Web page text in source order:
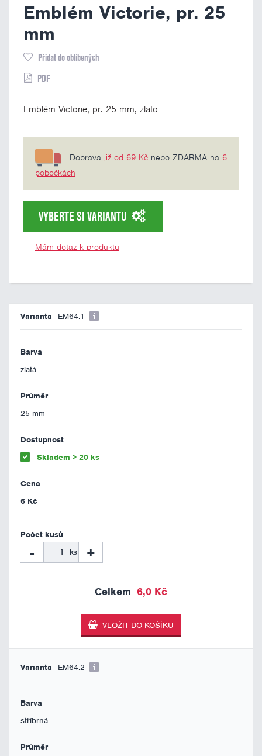
Emblém Victorie, pr. 25
mm
Přidat do oblíbených
PDF
Emblém Victorie, pr. 25 mm, zlato
Doprava již od 69 Kč nebo ZDARMA na 6
pobočkách
VYBERTE SI VARIANTU
Mám dotaz k produktu
EM64.1
zlatá
25 mm
Skladem > 20 ks
6 Kč
- ks +
6,0 Kč
EM64.2
stříbrná